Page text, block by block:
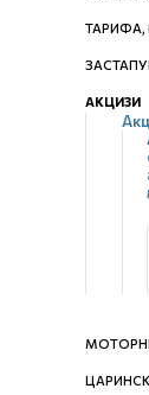
ТАРИФА,
АКЦИЗИ